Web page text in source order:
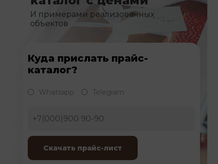
И примерами реализованных
объектов
Куда прислать прайс-
каталог?
Whatsapp Telegram